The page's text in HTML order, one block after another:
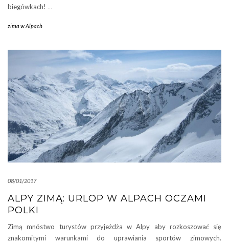
biegówkach! …
zima w Alpach
08/01/2017
ALPY ZIMĄ: URLOP W ALPACH OCZAMI
POLKI
Zimą mnóstwo turystów przyjeżdża w Alpy aby rozkoszować się
znakomitymi warunkami do uprawiania sportów zimowych.